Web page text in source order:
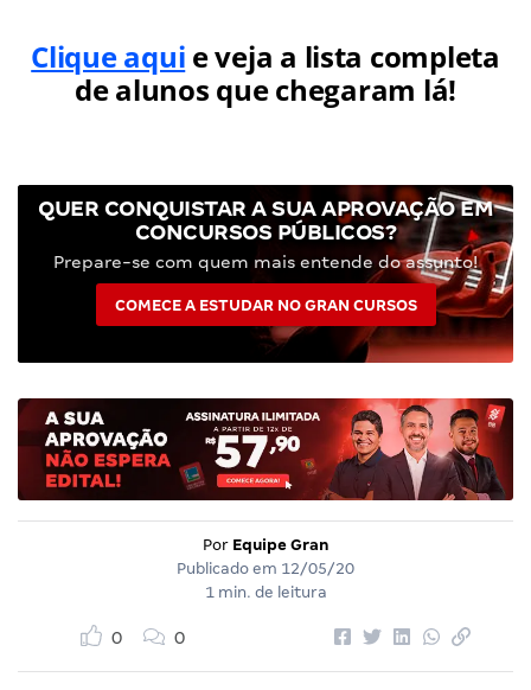
Clique aqui e veja a lista completa
de alunos que chegaram lá!
QUER CONQUISTAR A SUA APROVAÇÃO EM
CONCURSOS PÚBLICOS?
Prepare-se com quem mais entende do assunto!
COMECE A ESTUDAR NO GRAN CURSOS
Por Equipe Gran
Publicado em 12/05/20
1 min. de leitura
0 0